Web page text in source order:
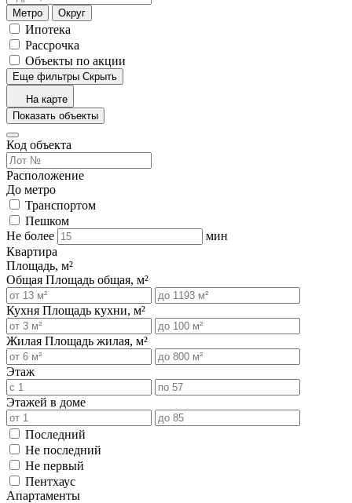
Метро Округ
Ипотека
Рассрочка
Объекты по акции
Еще фильтры Скрыть
На карте
Показать объекты
Код объекта
Расположение
До метро
Транспортом
Пешком
Не более
мин
Квартира
Площадь, м²
Общая Площадь общая, м²
Кухня Площадь кухни, м²
Жилая Площадь жилая, м²
Этаж
Этажей в доме
Последний
Не последний
Не первый
Пентхаус
Апартаменты